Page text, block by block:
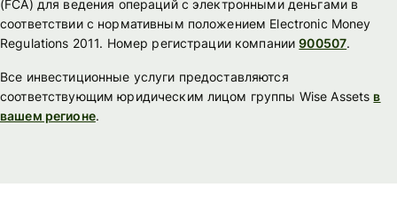
(FСА) для ведения операций с электронными деньгами в
соответствии с нормативным положением Electronic Money
Regulations 2011. Номер регистрации компании900507.
Все инвестиционные услуги предоставляются
соответствующим юридическим лицом группы Wise Assets в
вашем регионе.